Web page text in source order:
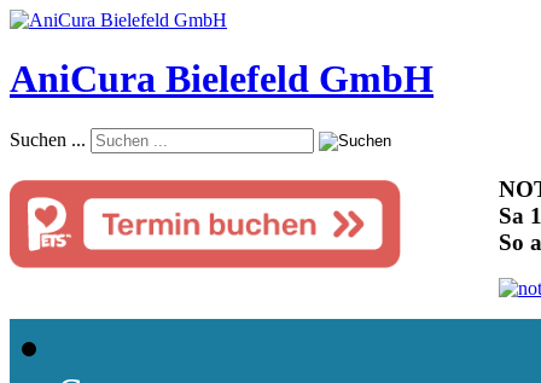
AniCura Bielefeld GmbH
Suchen ...
Sa
So